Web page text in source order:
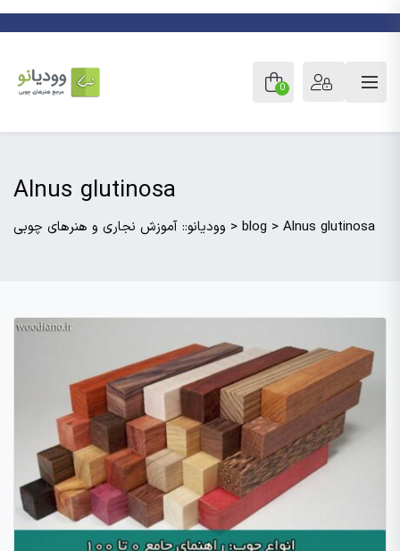
0
Alnus glutinosa
وودیانو:: آموزش نجاری و هنرهای چوبی > blog > Alnus glutinosa